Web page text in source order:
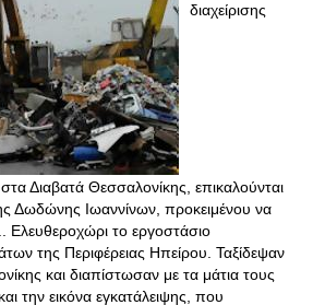
διαχείρισης
Διαβατά Θεσσαλονίκης, επικαλούνται
Δωδώνης Ιωαννίνων, προκειμένου να
Ελευθεροχώρι το εργοστάσιο
της Περιφέρειας Ηπείρου. Ταξίδεψαν
και διαπίστωσαν με τα μάτια τους
την εικόνα εγκατάλειψης, που